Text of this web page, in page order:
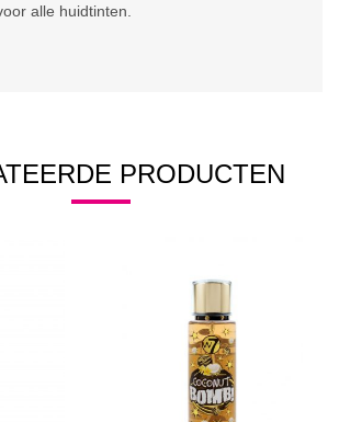
alle huidtinten.
PRODUCTEN